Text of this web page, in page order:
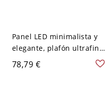
Panel LED minimalista y
elegante, plafón ultrafino
de techo con difusor
acrílico antideslumbrante
78,79 €